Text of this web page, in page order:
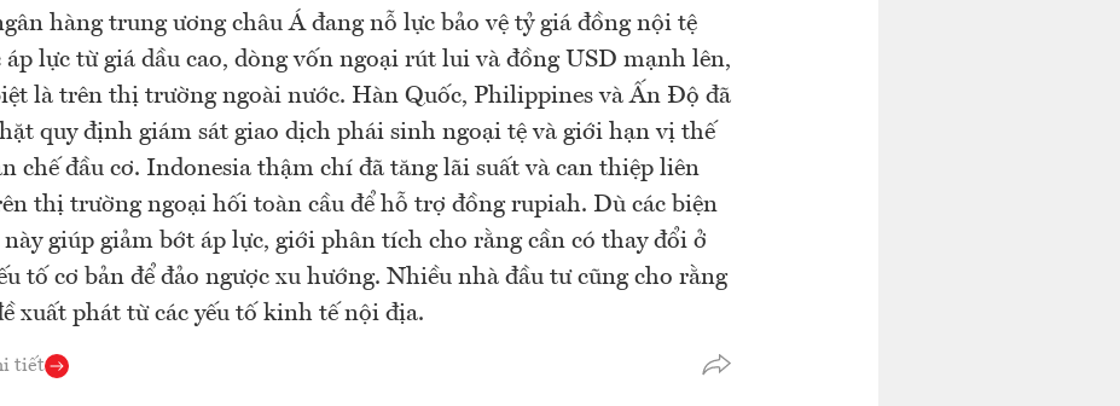
hàng trung ương châu Á đang nỗ lực bảo vệ tỷ giá đồng nội tệ
áp lực từ giá dầu cao, dòng vốn ngoại rút lui và đồng USD mạnh lên,
là trên thị trường ngoài nước. Hàn Quốc, Philippines và Ấn Độ đã
quy định giám sát giao dịch phái sinh ngoại tệ và giới hạn vị thế
chế đầu cơ. Indonesia thậm chí đã tăng lãi suất và can thiệp liên
thị trường ngoại hối toàn cầu để hỗ trợ đồng rupiah. Dù các biện
này giúp giảm bớt áp lực, giới phân tích cho rằng cần có thay đổi ở
tố cơ bản để đảo ngược xu hướng. Nhiều nhà đầu tư cũng cho rằng
xuất phát từ các yếu tố kinh tế nội địa.
tiết